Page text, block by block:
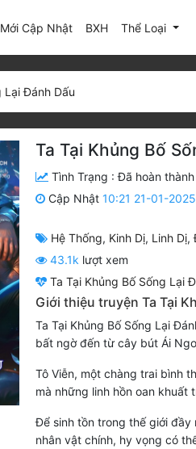
Mới Cập Nhật(current)
BXH Thể Loại
Lại Đánh Dấu
Ta Tại Khủng Bố
Tình Trạng :Đã hoàn thành
Cập Nhật 10:21 21-01-2025
Hệ Thống, Kinh Dị, Linh Dị,
43.1k lượt xem
Ta Tại Khủng Bố Sống Lại
Giới thiệu truyện Ta Tại
Ta Tại Khủng Bố Sống Lại
bất ngờ đến từ cây bút Ái
Tô Viễn, một chàng trai bình
mà những linh hồn oan khuất
Để sinh tồn trong thế giới đầy
nhân vật chính, hy vọng có